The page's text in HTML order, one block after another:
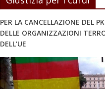
PER LA CANCELLAZIONE DEL
DELLE ORGANIZZAZIONI
DELL’UE